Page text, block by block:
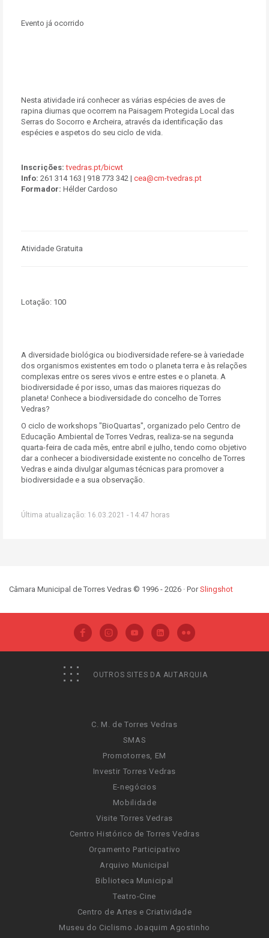
Evento já ocorrido
Nesta atividade irá conhecer as várias espécies de aves de
rapina diurnas que ocorrem na Paisagem Protegida Local das
Serras do Socorro e Archeira, através da identificação das
espécies e aspetos do seu ciclo de vida.
Inscrições:tvedras.pt/bicwt
Info: 261 314 163 | 918 773 342 | cea@cm-tvedras.pt
Formador: Hélder Cardoso
Atividade Gratuita
Lotação: 100
A diversidade biológica ou biodiversidade refere-se à variedade
dos organismos existentes em todo o planeta terra e às relações
complexas entre os seres vivos e entre estes e o planeta. A
biodiversidade é por isso, umas das maiores riquezas do
planeta! Conhece a biodiversidade do concelho de Torres
Vedras?
O ciclo de workshops "BioQuartas", organizado pelo Centro de
Educação Ambiental de Torres Vedras, realiza-se na segunda
quarta-feira de cada mês, entre abril e julho, tendo como objetivo
dar a conhecer a biodiversidade existente no concelho de Torres
Vedras e ainda divulgar algumas técnicas para promover a
biodiversidade e a sua observação.
Última atualização: 16.03.2021 - 14:47 horas
Câmara Municipal de Torres Vedras © 1996 - 2026 · PorSlingshot
OUTROS SITES DA AUTARQUIA
C. M. de Torres Vedras
SMAS
Promotorres, EM
Investir Torres Vedras
E-negócios
Mobilidade
Visite Torres Vedras
Centro Histórico de Torres Vedras
Orçamento Participativo
Arquivo Municipal
Biblioteca Municipal
Teatro-Cine
Centro de Artes e Criatividade
Museu do Ciclismo Joaquim Agostinho